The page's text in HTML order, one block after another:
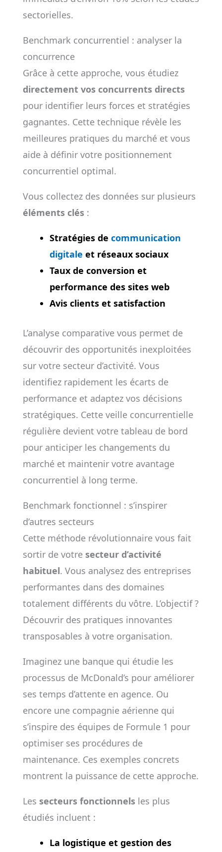
sectorielles.
Benchmark concurrentiel : analyser la
concurrence
Grâce à cette approche, vous étudiez
directement vos concurrents directs
pour identifier leurs forces et stratégies
gagnantes. Cette technique révèle les
meilleures pratiques du marché et vous
aide à définir votre positionnement
concurrentiel optimal.
Vous collectez des données sur plusieurs
éléments clés:
Stratégies de communication
digitale et réseaux sociaux
Taux de conversion et
performance des sites web
Avis clients et satisfaction
L’analyse comparative vous permet de
découvrir des opportunités inexploitées
sur votre secteur d’activité. Vous
identifiez rapidement les écarts de
performance et adaptez vos décisions
stratégiques. Cette veille concurrentielle
régulière devient votre tableau de bord
pour anticiper les changements du
marché et maintenir votre avantage
concurrentiel à long terme.
Benchmark fonctionnel : s’inspirer
d’autres secteurs
Cette méthode révolutionnaire vous fait
sortir de votre secteur d’activité
habituel. Vous analysez des entreprises
performantes dans des domaines
totalement différents du vôtre. L’objectif ?
Découvrir des pratiques innovantes
transposables à votre organisation.
Imaginez une banque qui étudie les
processus de McDonald’s pour améliorer
ses temps d’attente en agence. Ou
encore une compagnie aérienne qui
s’inspire des équipes de Formule 1 pour
optimiser ses procédures de
maintenance. Ces exemples concrets
montrent la puissance de cette approche.
Les secteurs fonctionnelsles plus
étudiés incluent :
La logistique et gestion des